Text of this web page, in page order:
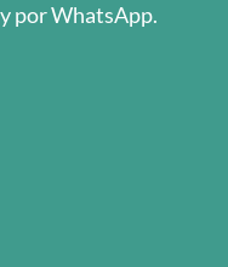
por WhatsApp.